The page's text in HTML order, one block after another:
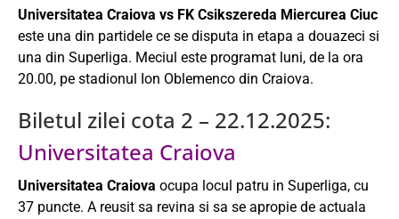
Universitatea Craiova vs FK Csikszereda Miercurea Ciuc
este una din partidele ce se disputa in etapa a douazeci si
una din Superliga. Meciul este programat luni, de la ora
20.00, pe stadionul Ion Oblemenco din Craiova.
Biletul zilei cota 2 – 22.12.2025:
Universitatea Craiova
Universitatea Craiova ocupa locul patru in Superliga, cu
37 puncte. A reusit sa revina si sa se apropie de actuala